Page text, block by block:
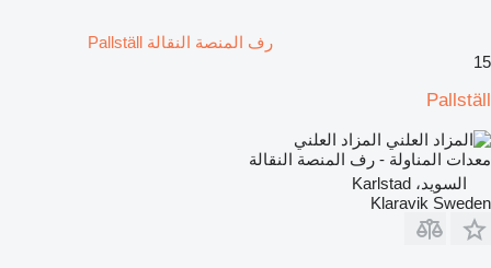
رف المنصة النقالة Pallställ
15
Pallställ
المزاد العلني
معدات المناولة - رف المنصة النقالة
السويد، Karlstad
Klaravik Sweden